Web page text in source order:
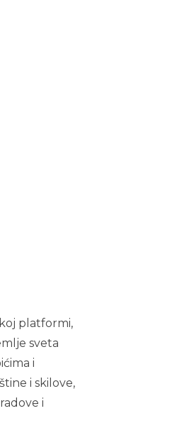
platformi,
sveta
i
i skilove,
i